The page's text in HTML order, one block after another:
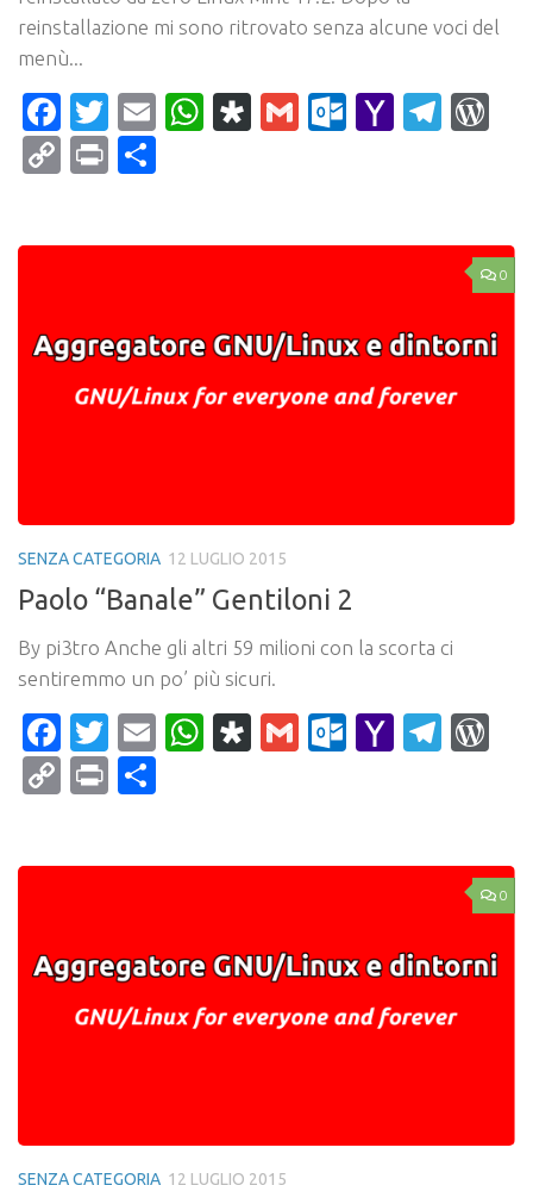
reinstallazione mi sono ritrovato senza alcune voci del
menù...
Facebook
Twitter
EmailWhatsApp
Diaspora
Gmail Yahoo
CopyPrint
0
SENZA CATEGORIA 12 LUGLIO 2015
Paolo “Banale” Gentiloni 2
By pi3tro Anche gli altri 59 milioni con la scorta ci
sentiremmo un po’ più sicuri.
Facebook
Twitter
EmailWhatsApp
Diaspora
Gmail Yahoo
CopyPrint
0
SENZA CATEGORIA 12 LUGLIO 2015